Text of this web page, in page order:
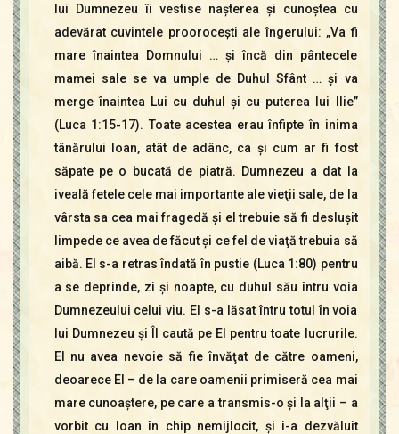
lui Dumnezeu îi vestise naşterea şi cunoştea cu
adevărat cuvintele prooroceşti ale îngerului: „Va fi
mare înaintea Domnului … şi încă din pântecele
mamei sale se va umple de Duhul Sfânt … şi va
merge înaintea Lui cu duhul şi cu puterea lui Ilie”
(Luca 1:15-17). Toate acestea erau înfipte în inima
tânărului Ioan, atât de adânc, ca şi cum ar fi fost
săpate pe o bucată de piatră. Dumnezeu a dat la
iveală fetele cele mai importante ale vieţii sale, de la
vârsta sa cea mai fragedă şi el trebuie să fi desluşit
limpede ce avea de făcut şi ce fel de viaţă trebuia să
aibă. El s-a retras îndată în pustie (Luca 1:80) pentru
a se deprinde, zi şi noapte, cu duhul său întru voia
Dumnezeului celui viu. El s-a lăsat întru totul în voia
lui Dumnezeu şi Îl caută pe El pentru toate lucrurile.
El nu avea nevoie să fie învăţat de către oameni,
deoarece El – de la care oamenii primiseră cea mai
mare cunoaştere, pe care a transmis-o şi la alţii – a
vorbit cu Ioan în chip nemijlocit, şi i-a dezvăluit